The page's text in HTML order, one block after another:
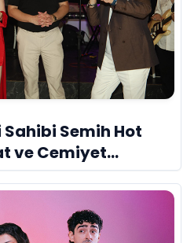
Semih Hot
ve Cemiyet
Kutladı!